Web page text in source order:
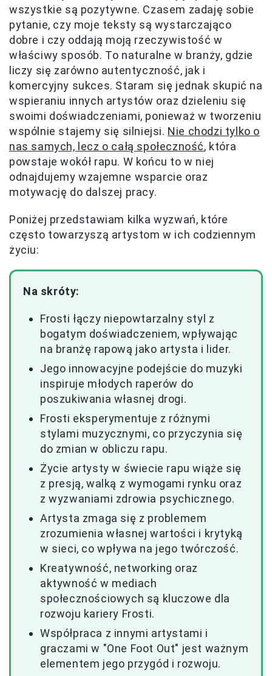
wszystkie są pozytywne. Czasem zadaję sobie
pytanie, czy moje teksty są wystarczająco
dobre i czy oddają moją rzeczywistość w
właściwy sposób. To naturalne w branży, gdzie
liczy się zarówno autentyczność, jak i
komercyjny sukces. Staram się jednak skupić na
wspieraniu innych artystów oraz dzieleniu się
swoimi doświadczeniami, ponieważ w tworzeniu
wspólnie stajemy się silniejsi. Nie chodzi tylko o
nas samych, lecz o całą społeczność, która
powstaje wokół rapu. W końcu to w niej
odnajdujemy wzajemne wsparcie oraz
motywację do dalszej pracy.
Poniżej przedstawiam kilka wyzwań, które
często towarzyszą artystom w ich codziennym
życiu:
Na skróty:
Frosti łączy niepowtarzalny styl z
bogatym doświadczeniem, wpływając
na branżę rapową jako artysta i lider.
Jego innowacyjne podejście do muzyki
inspiruje młodych raperów do
poszukiwania własnej drogi.
Frosti eksperymentuje z różnymi
stylami muzycznymi, co przyczynia się
do zmian w obliczu rapu.
Życie artysty w świecie rapu wiąże się
z presją, walką z wymogami rynku oraz
z wyzwaniami zdrowia psychicznego.
Artysta zmaga się z problemem
zrozumienia własnej wartości i krytyką
w sieci, co wpływa na jego twórczość.
Kreatywność, networking oraz
aktywność w mediach
społecznościowych są kluczowe dla
rozwoju kariery Frosti.
Współpraca z innymi artystami i
graczami w "One Foot Out" jest ważnym
elementem jego przygód i rozwoju.